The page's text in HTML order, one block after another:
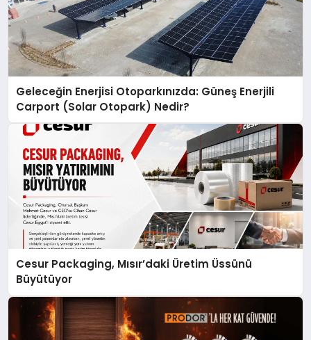
Geleceğin Enerjisi Otoparkınızda: Güneş Enerjili
Carport (Solar Otopark) Nedir?
Cesur Packaging, Mısır’daki Üretim Üssünü
Büyütüyor